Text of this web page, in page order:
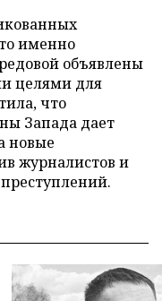
именно
объявлены
целями для
что
Запада дает
новые
журналистов и